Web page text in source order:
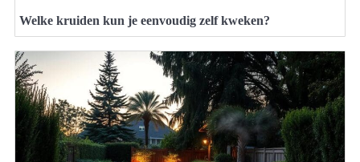
Welke kruiden kun je eenvoudig zelf kweken?